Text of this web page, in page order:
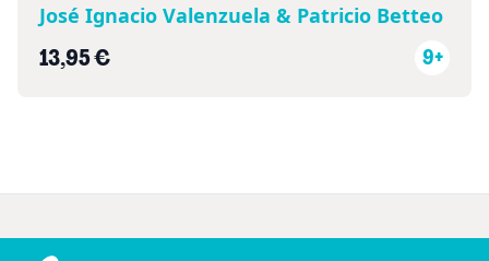
José Ignacio Valenzuela & Patricio Betteo
13,95 € 9+